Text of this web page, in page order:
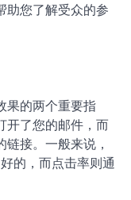
助您了解受众的参
果的两个重要指
开了您的邮件，而
接。一般来说，
的，而点击率则通